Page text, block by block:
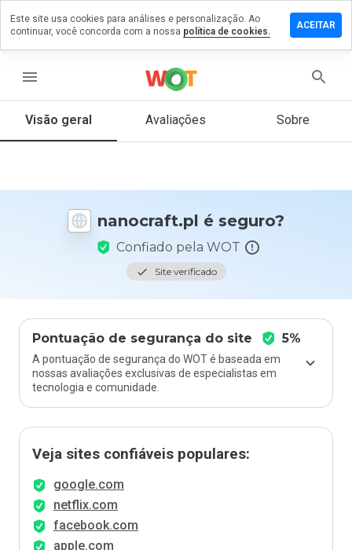
menu
Visão geral Avaliações Sobre
nanocraft.pl é seguro?
Confiado pela WOT
Site verificado
Pontuação de segurança do site 5%
A pontuação de segurança do WOT é baseada em
nossas avaliações exclusivas de especialistas em
tecnologia e comunidade.
Veja sites confiáveis populares:
google.com
netflix.com
facebook.com
apple.com
um
que
Este site usa cookies para análises e personalização. Ao
continuar, você concorda com a nossa política de cookies.
ACEITAR